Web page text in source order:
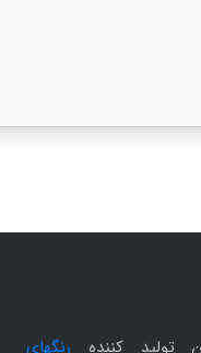
تولید کننده رنگهای